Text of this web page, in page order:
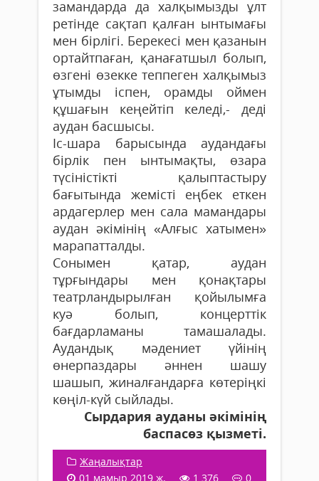
замандарда да халқымызды ұлт
ретінде сақтап қалған ынтымағы
мен бірлігі. Берекесі мен қазанын
ортайтпаған, қанағатшыл болып,
өзгені өзекке теппеген халқымыз
ұтымды іспен, орамды оймен
құшағын кеңейтіп келеді,- деді
аудан басшысы.
Іс-шара барысында аудандағы
бірлік пен ынтымақты, өзара
түсіністікті қалыптастыру
бағытында жемісті еңбек еткен
ардагерлер мен сала мамандары
аудан әкімінің «Алғыс хатымен»
марапатталды.
Сонымен қатар, аудан
тұрғындары мен қонақтары
театрландырылған қойылымға
куә болып, концерттік
бағдарламаны тамашалады.
Аудандық мәдениет үйінің
өнерпаздары әннен шашу
шашып, жиналғандарға көтеріңкі
көңіл-күй сыйлады.
Сырдария ауданы әкімінің
баспасөз қызметі.
Жаңалықтар
01 мамыр 2019 ж.
1 376 0